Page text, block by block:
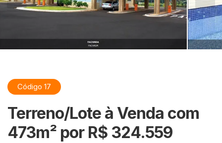
Código 17
Terreno/Lote à Venda com
473m² por R$ 324.559